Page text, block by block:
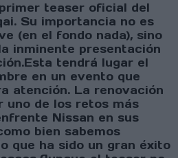
teaser oficial del
Su importancia no es
(en el fondo nada), sino
inminente presentación
tendrá lugar el
en un evento que
atención. La renovación
uno de los retos más
Nissan en sus
bien sabemos
que ha sido un gran éxito